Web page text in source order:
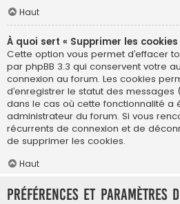
Haut
À quoi sert « Supprimer les cookies
Cette option vous permet d’effacer
par phpBB 3.3 qui conservent votre
connexion au forum. Les cookies
d’enregistrer le statut des messages
dans le cas où cette fonctionnalité a
administrateur du forum. Si vous
récurrents de connexion et de
de supprimer les cookies.
Haut
Préférences et paramètres